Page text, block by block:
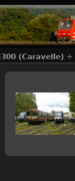
(Caravelle) +